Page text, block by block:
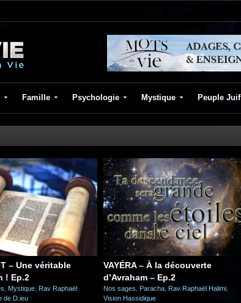
Famille Psychologie Mystique Peuple Juif
– Une véritable
! Ep.2
Mystique Rav Raphaël
de D.ieu
VAYÉRA – À la découverte
d’Avraham – Ep.2
Nos sages Paracha Rav Raphaël Halimi
Vision Hassidique